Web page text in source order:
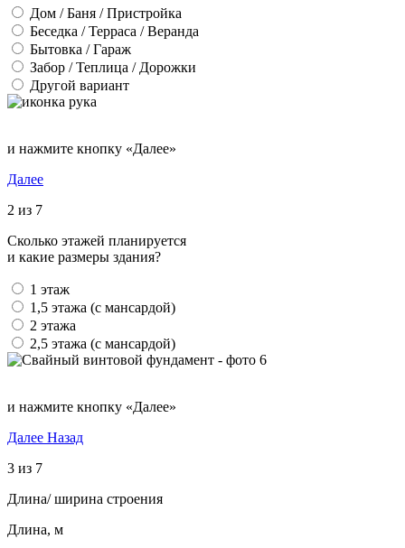
Дом / Баня / Пристройка
Беседка / Терраса / Веранда
Бытовка / Гараж
Забор / Теплица / Дорожки
Другой вариант
и нажмите кнопку «Далее»
Далее
2 из 7
Сколько этажей планируется
и какие размеры здания?
1 этаж
1,5 этажа (с мансардой)
2 этажа
2,5 этажа (с мансардой)
и нажмите кнопку «Далее»
Далее Назад
3 из 7
Длина/ ширина строения
Длина, м